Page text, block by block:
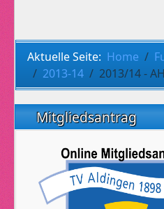
Aktuelle Seite: Home
2013-14
2013/14 -
Mitgliedsantrag